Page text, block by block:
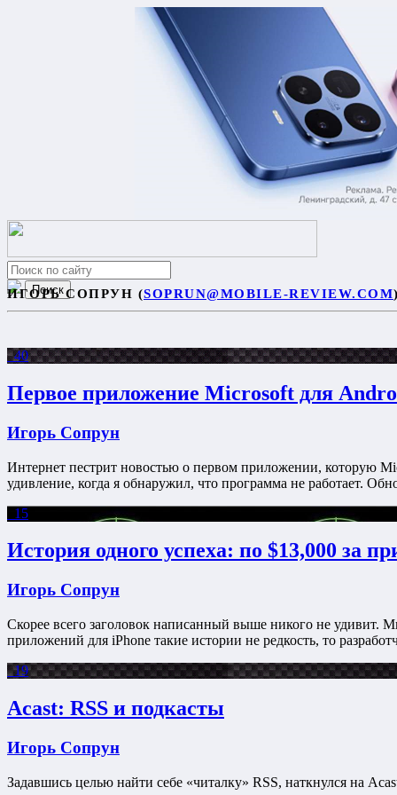
ИГОРЬ СОПРУН (SOPRUN@MOBILE-REVIEW.COM
40
Первое приложение Microsoft для
Игорь Сопрун
Интернет пестрит новостью о первом приложении, которую
удивление, когда я обнаружил, что программа не работает.
15
История одного успеха: по $13,000 за
Игорь Сопрун
Скорее всего заголовок написанный выше никого не удивит.
приложений для iPhone такие истории не редкость, то
19
Acast: RSS и подкасты
Игорь Сопрун
Задавшись целью найти себе «читалку» RSS, наткнулся на